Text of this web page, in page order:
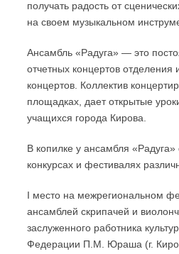
получать радость от
на своем музыкальном
Ансамбль «Радуга» — это
отчетных концертов
концертов. Коллектив
площадках, дает открытые
учащихся города Кирова.
В копилке у ансамбля
конкурсах и фестивалях
I место на межрегиональном
ансамблей скрипачей и
заслуженного работника
Федерации П.М. Юраша (г.